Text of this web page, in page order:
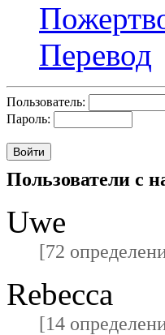
Перевод
Пользователь:
Пароль:
Пользователи с
Uwe
[72
Rebecca
[14